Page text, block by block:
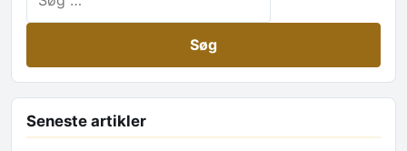
Seneste artikler